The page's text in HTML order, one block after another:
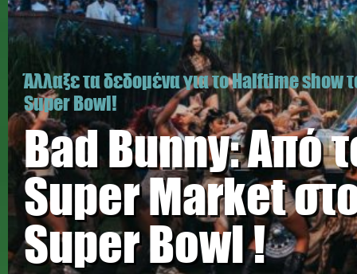
Άλλαξε τα δεδομένα για το Halftime show
Super Bowl!
Bad Bunny: Από
Super Market
Super Bowl !